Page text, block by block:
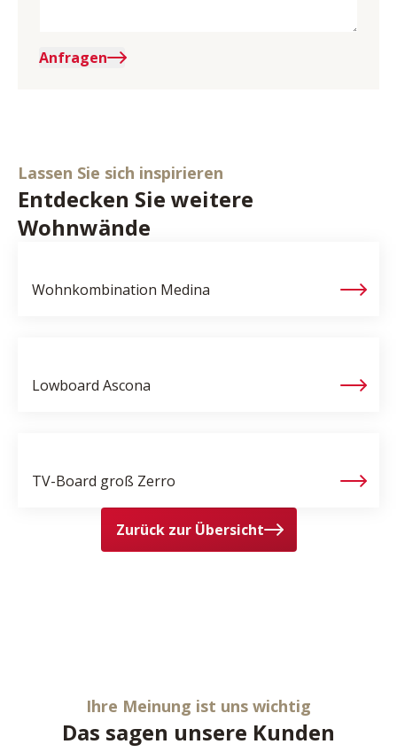
Anfragen
Lassen Sie sich inspirieren
Entdecken Sie weitere
Wohnwände
Wohnkombination Medina
Lowboard Ascona
TV-Board groß Zerro
Zurück zur Übersicht
Ihre Meinung ist uns wichtig
Das sagen unsere Kunden